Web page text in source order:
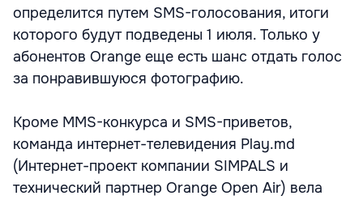
определится путем SMS-голосования, итоги
которого будут подведены 1 июля. Только у
абонентов Orange еще есть шанс отдать голос
за понравившуюся фотографию.
Кроме MMS-конкурса и SMS-приветов,
команда интернет-телевидения Play.md
(Интернет-проект компании SIMPALS и
технический партнер Orange Open Air) вела